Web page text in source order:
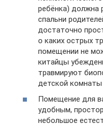
ребёнка) должна
спальни
достаточно
о каких острых
помещении не
китайцы
травмируют
детской
Помещение для
удобным,
небольшое